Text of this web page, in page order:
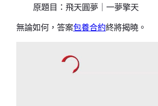
原題目：飛天圓夢｜一夢擎天
無論如何，答案包養合約終將揭曉。